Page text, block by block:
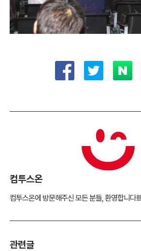
컴투스온
컴투스온에 방문해주신 모든 분들, 환영합니다!!!
관련글